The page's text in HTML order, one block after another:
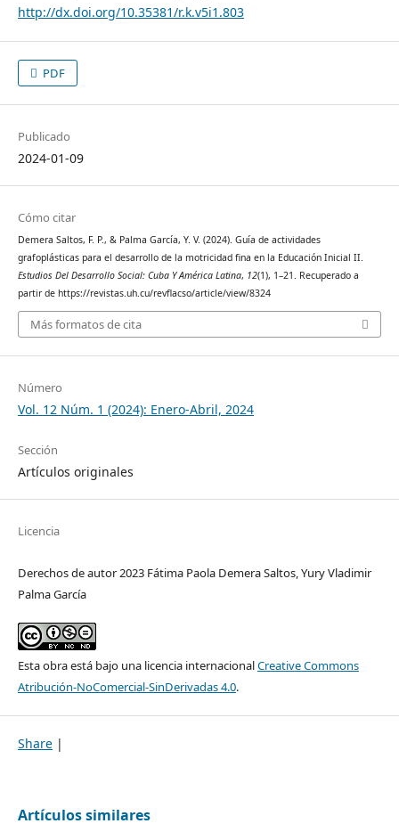
http://dx.doi.org/10.35381/r.k.v5i1.803
PDF
Publicado
2024-01-09
Cómo citar
Demera Saltos, F. P., & Palma García, Y. V. (2024). Guía de actividades
grafoplásticas para el desarrollo de la motricidad fina en la Educación Inicial II.
Estudios Del Desarrollo Social: Cuba Y América Latina, 12(1), 1–21. Recuperado a
partir de https://revistas.uh.cu/revflacso/article/view/8324
Más formatos de cita
Número
Vol. 12 Núm. 1 (2024): Enero-Abril, 2024
Sección
Artículos originales
Licencia
Derechos de autor 2023 Fátima Paola Demera Saltos, Yury Vladimir
Palma García
Esta obra está bajo una licencia internacionalCreative Commons
Atribución-NoComercial-SinDerivadas 4.0.
Share |
Artículos similares